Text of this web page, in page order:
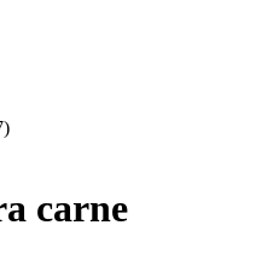
carne